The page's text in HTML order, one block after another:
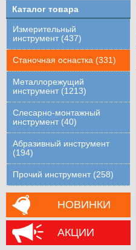
Каталог товара
Измерительный
инструмент (437)
Станочная оснастка (331)
Металлорежущий
инструмент (1213)
Слесарно-монтажный
инструмент (40)
Абразивный инструмент
(194)
Прочий инструмент (258)
НОВИНКИ
АКЦИИ